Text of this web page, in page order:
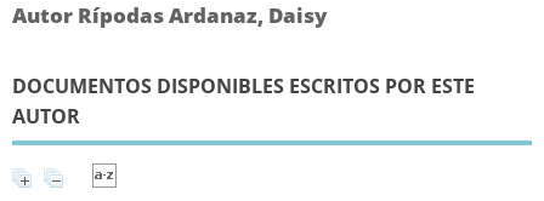
Autor Rípodas Ardanaz, Daisy
DOCUMENTOS DISPONIBLES ESCRITOS POR ESTE
AUTOR